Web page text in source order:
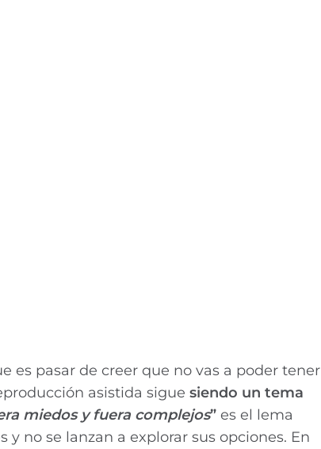
es pasar de creer que no vas a poder tener
asistida sigue siendo un tema
miedos y fuera complejos” es el lema
no se lanzan a explorar sus opciones. En